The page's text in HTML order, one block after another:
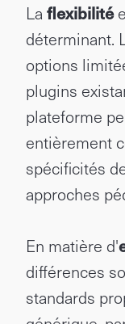
La flexibilité
déterminant.
options
plugins
plateforme
entièrement
spécificités
approches
En matière d'
différences
standards